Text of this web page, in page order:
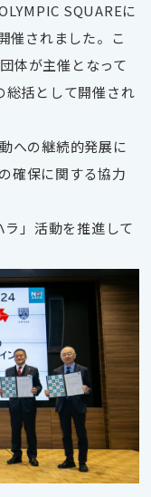
SQUAREに
催されました。こ
体が主催となって
総括として開催され
への継続的発展に
確保に関する協力
」活動を推進して